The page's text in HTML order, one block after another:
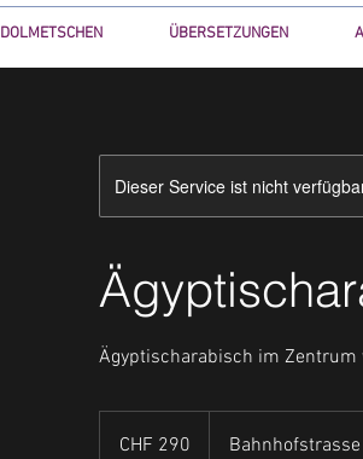
DOLMETSCHEN ÜBERSETZUNGEN
Dieser Service ist nicht
Ägyptischarabisch im Zentrum
Franken
CHF 290